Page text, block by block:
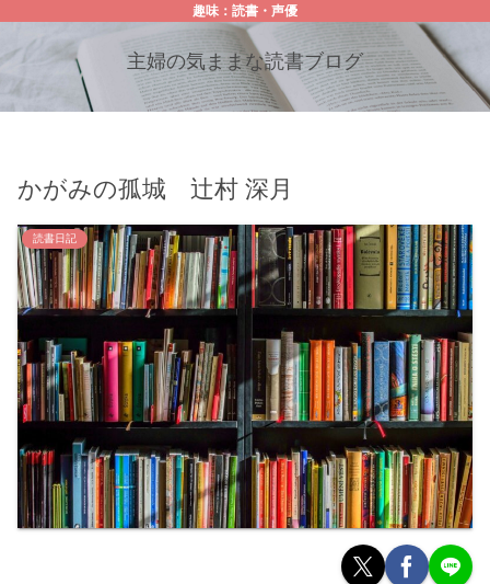
趣味：読書・声優
主婦の気ままな読書ブログ
かがみの孤城 辻村 深月
読書日記